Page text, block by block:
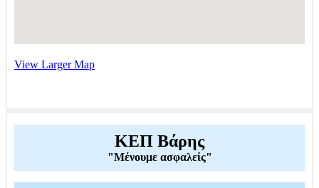
View Larger Map
ΚΕΠ Βάρης
"Μένουμε ασφαλείς"